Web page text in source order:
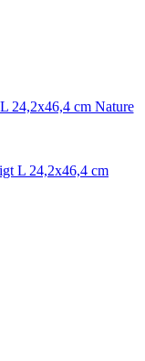
L 24,2x46,4 cm